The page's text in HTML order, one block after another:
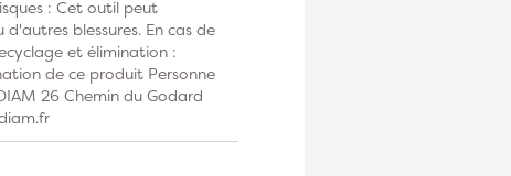
: Cet outil peut
blessures. En cas de
et élimination :
de ce produit Personne
26 Chemin du Godard